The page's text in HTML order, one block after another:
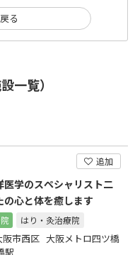
一覧）
追加
医学のスペシャリスト二
の心と体を癒します
はり・灸治療院
阪市西区 大阪メトロ四ツ橋
駅
る